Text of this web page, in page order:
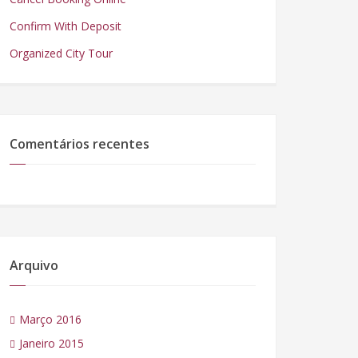
Confirm With Deposit
Organized City Tour
Comentários recentes
Arquivo
Março 2016
Janeiro 2015